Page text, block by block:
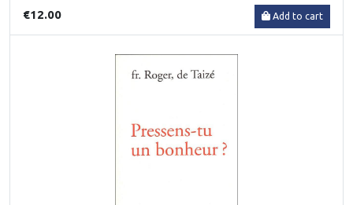
€12.00 Add to cart